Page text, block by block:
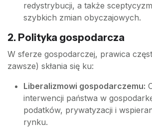
redystrybucji, a także
szybkich zmian obyczajowych.
2. Polityka gospodarcza
W sferze gospodarczej, prawica
zawsze) skłania się ku:
Liberalizmowi gospodarczemu:
interwencji państwa w
podatków, prywatyzacji i
rynku.